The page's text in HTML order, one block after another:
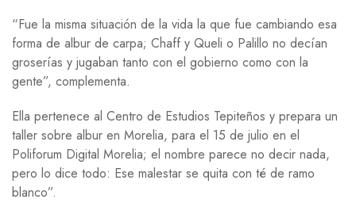
“Fue la misma situación de la vida la que fue cambiando esa
forma de albur de carpa; Chaff y Queli o Palillo no decían
groserías y jugaban tanto con el gobierno como con la
gente”, complementa.
Ella pertenece al Centro de Estudios Tepiteños y prepara un
taller sobre albur en Morelia, para el 15 de julio en el
Poliforum Digital Morelia; el nombre parece no decir nada,
pero lo dice todo: Ese malestar se quita con té de ramo
blanco”.